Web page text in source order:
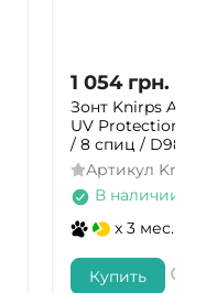
1 054 грн.
Зонт Knirps
UV Protection
/ 8 спиц /
Артикул
В наличии
x 3 мес.
Купить